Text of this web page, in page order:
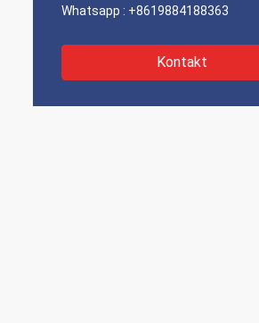
Whatsapp : +8619884188363
Kontakt